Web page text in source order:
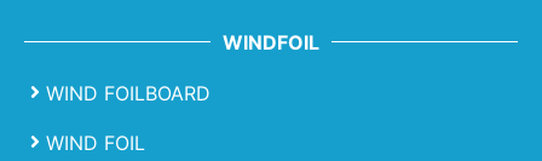
WINDFOIL
WIND FOILBOARD
WIND FOIL